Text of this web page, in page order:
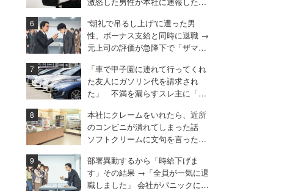
“朝礼で吊るし上げ”に遭った男
性、ボーナス支給と同時に退職 →
元上司の評価が急降下で「ザマア
「車で甲子園に連れて行ってくれ
た友人にガソリン代を請求され
た」 不満を漏らすスレ主に「言
本社にクレームをいれたら、近所
のコンビニが潰れてしまった話
ソフトクリームに文句を言ったと
部署異動するから「時給下げま
す」その結果 →「全員が一気に退
職しました」 会社がパニックに陥